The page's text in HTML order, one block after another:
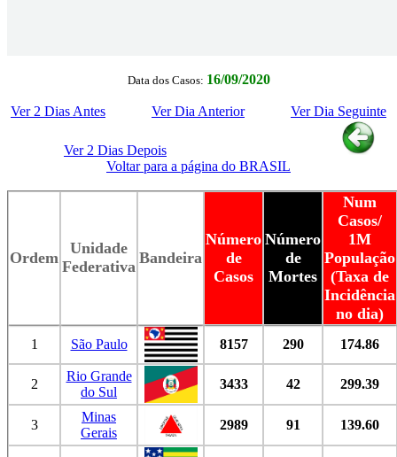
Data dos Casos: 16/09/2020
Ver 2 Dias Antes Ver Dia Anterior Ver Dia Seguinte
Ver 2 Dias Depois
Voltar para a página do BRASIL
Ordem
Unidade
Federativa Bandeira
Número
de
Casos
Número
de
Mortes
Num
Casos/
1M
População
(Taxa de
Incidência
no dia)
1 São Paulo 8157 290 174.86
2
Rio Grande
do Sul
3433 42 299.39
3
Minas
Gerais
2989 91 139.60